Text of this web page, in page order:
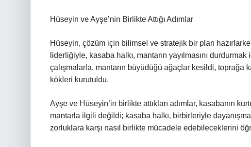
Hüseyin ve Ayşe’nin Birlikte Attığı Adımlar
Hüseyin, çözüm için bilimsel ve stratejik bir plan
liderliğiyle, kasaba halkı, mantarın yayılmasını
çalışmalarla, mantarın büyüdüğü ağaçlar kesildi, toprağa
kökleri kurutuldu.
Ayşe ve Hüseyin’in birlikte attıkları adımlar, kasabanın
mantarla ilgili değildi; kasaba halkı, birbirleriyle
zorluklara karşı nasıl birlikte mücadele edebileceklerini